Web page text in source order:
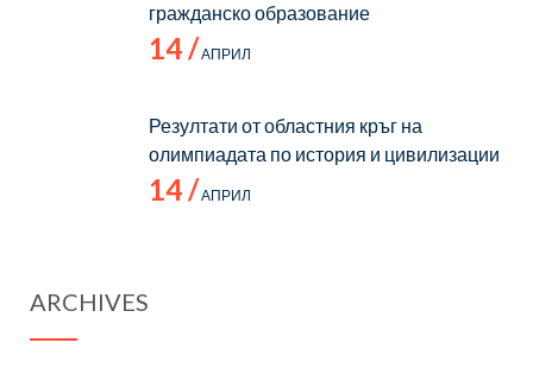
гражданско образование
14 /АПРИЛ
Резултати от областния кръг на
олимпиадата по история и цивилизации
14 /АПРИЛ
ARCHIVES